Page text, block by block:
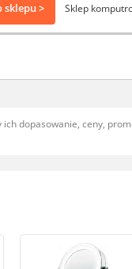
sklepu > Sklep
dopasowanie, ceny,